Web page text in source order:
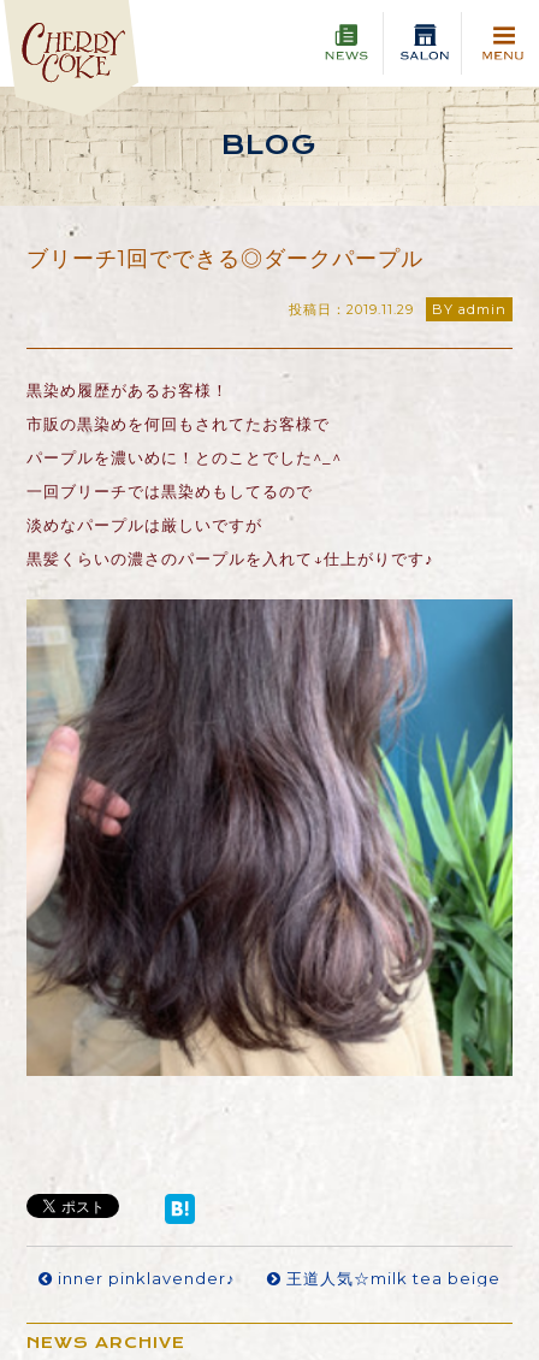
BLOG
ブリーチ1回でできる◎ダークパープル
投稿日：2019.11.29 BY admin
黒染め履歴があるお客様！
市販の黒染めを何回もされてたお客様で
パープルを濃いめに！とのことでした^_^
一回ブリーチでは黒染めもしてるので
淡めなパープルは厳しいですが
黒髪くらいの濃さのパープルを入れて↓仕上がりです♪
inner pinklavender♪ 王道人気☆milk tea beige
NEWS ARCHIVE